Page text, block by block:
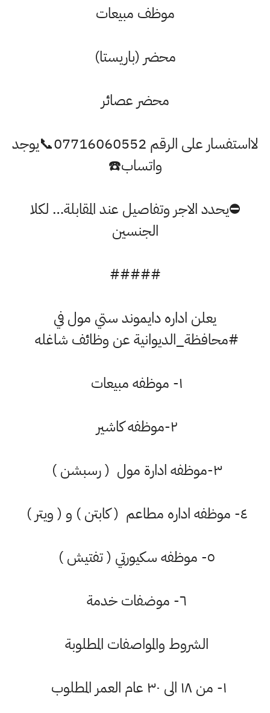
موظف مبيعات
محضر (باريستا)
محضر عصائر
لااستفسار على الرقم 07716060552📞يوجد
واتساب☎️
⛔️يحدد الاجر وتفاصيل عند المقابلة… لكلا
الجنسين
#####
يعلن اداره دايموند ستي مول في
#محافظة_الديوانية عن وظائف شاغله
الشروط والمواصفات المطلوبة